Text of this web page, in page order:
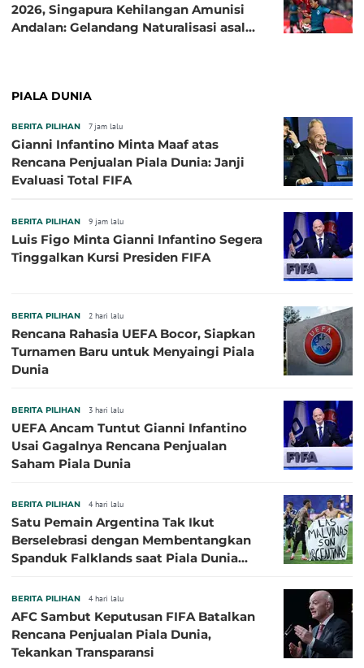
2026, Singapura Kehilangan Amunisi
Andalan: Gelandang Naturalisasi asal
PIALA DUNIA
BERITA PILIHAN 7 jam lalu
Gianni Infantino Minta Maaf atas
Rencana Penjualan Piala Dunia: Janji
Evaluasi Total FIFA
BERITA PILIHAN 9 jam lalu
Luis Figo Minta Gianni Infantino Segera
Tinggalkan Kursi Presiden FIFA
BERITA PILIHAN 2 hari lalu
Rencana Rahasia UEFA Bocor, Siapkan
Turnamen Baru untuk Menyaingi Piala
Dunia
BERITA PILIHAN 3 hari lalu
UEFA Ancam Tuntut Gianni Infantino
Usai Gagalnya Rencana Penjualan
Saham Piala Dunia
BERITA PILIHAN 4 hari lalu
Satu Pemain Argentina Tak Ikut
Berselebrasi dengan Membentangkan
Spanduk Falklands saat Piala Dunia
BERITA PILIHAN 4 hari lalu
AFC Sambut Keputusan FIFA Batalkan
Rencana Penjualan Piala Dunia,
Tekankan Transparansi